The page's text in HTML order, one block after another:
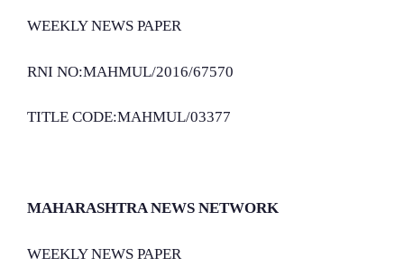
WEEKLY NEWS PAPER
RNI NO:MAHMUL/2016/67570
TITLE CODE:MAHMUL/03377
MAHARASHTRA NEWS NETWORK
WEEKLY NEWS PAPER